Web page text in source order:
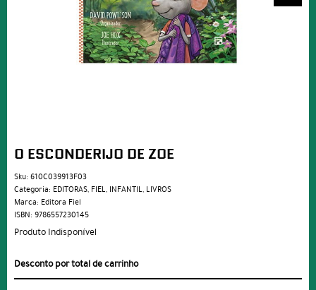
O ESCONDERIJO DE ZOE
Sku: 610C039913F03
Categoria: EDITORAS, FIEL, INFANTIL, LIVROS
Marca: Editora Fiel
ISBN: 9786557230145
Produto Indisponível
Desconto por total de carrinho